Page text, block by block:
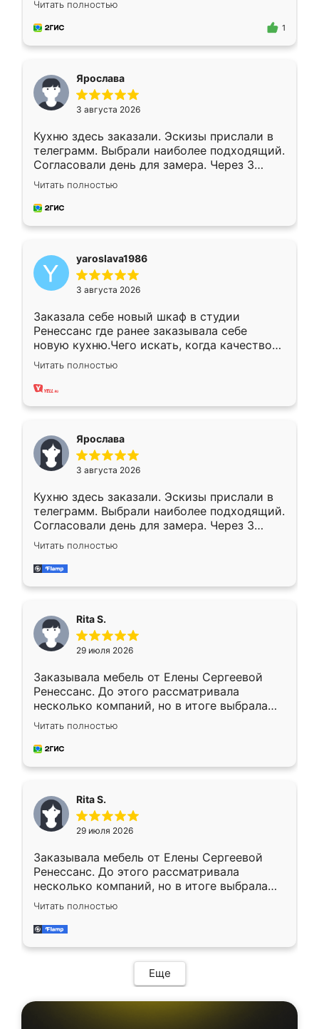
для замера сотрудник Владислав
предложил по моему эскизу самый
Читать полностью
1
Ярослава
3 августа 2026
Кухню здесь заказали. Эскизы прислали в
телеграмм. Выбрали наиболее подходящий.
Согласовали день для замера. Через 3
недели кухня была уже готова. Остались
довольны работой. Спасибо Ренессанс
мебель за качественную работу!
Читать полностью
yaroslava1986
3 августа 2026
Заказала себе новый шкаф в студии
Ренессанс где ранее заказывала себе
новую кухню.Чего искать, когда качеством
вполне довольна. Служит кухня уже почти
два года, нареканий нет.
Читать полностью
Ярослава
3 августа 2026
Кухню здесь заказали. Эскизы прислали в
телеграмм. Выбрали наиболее подходящий.
Согласовали день для замера. Через 3
недели кухня была уже готова. Остались
довольны работой. Спасибо Ренессанс
мебель за качественную работу!
Читать полностью
Rita S.
29 июля 2026
Заказывала мебель от Елены Сергеевой
Ренессанс. До этого рассматривала
несколько компаний, но в итоге выбрала
эту. Сначала обговорили условия, потом
приехал замерщик, всё спокойно объяснил
и снял размеры. Изготовили в срок, с
каких-либо доработок. Качеством осталась
довольна, все выглядит так, как и ожидала.
Читать полностью
Rita S.
29 июля 2026
Заказывала мебель от Елены Сергеевой
Ренессанс. До этого рассматривала
несколько компаний, но в итоге выбрала
эту. Сначала обговорили условия, потом
приехал замерщик, всё спокойно объяснил
и снял размеры. Изготовили в срок, с
мебель сразу встала на свое место без
каких-либо доработок. Качеством осталась
довольна, все выглядит так, как и ожидала.
Читать полностью
Еще